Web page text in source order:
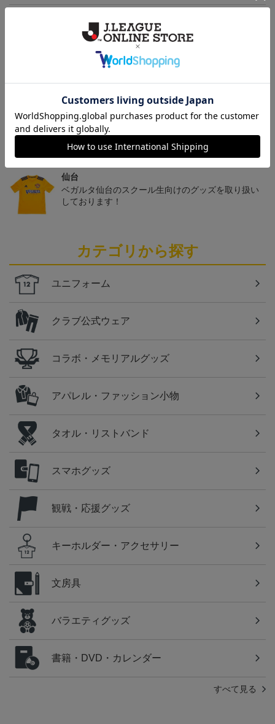
トピックス
仙台
チームマスコットグッズは、サポーターやファン必
見！今すぐチェックしてみてください！
仙台
ベガルタ仙台のスクール生向けのグッズを取り扱い
しております！
カテゴリから探す
ユニフォーム
クラブ公式ウェア
コラボ・メモリアルグッズ
アパレル・ファッション小物
タオル・リストバンド
スマホグッズ
観戦・応援グッズ
キーホルダー・アクセサリー
文房具
バラエティグッズ
書籍・DVD・カレンダー
すべて見る